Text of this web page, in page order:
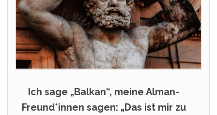
Ich sage „Balkan“, meine Alman-
Freund*innen sagen: „Das ist mir zu